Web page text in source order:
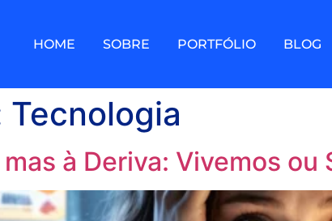
HOME SOBRE PORTFÓLIO BLOG
Tecnologia
à Deriva: Vivemos